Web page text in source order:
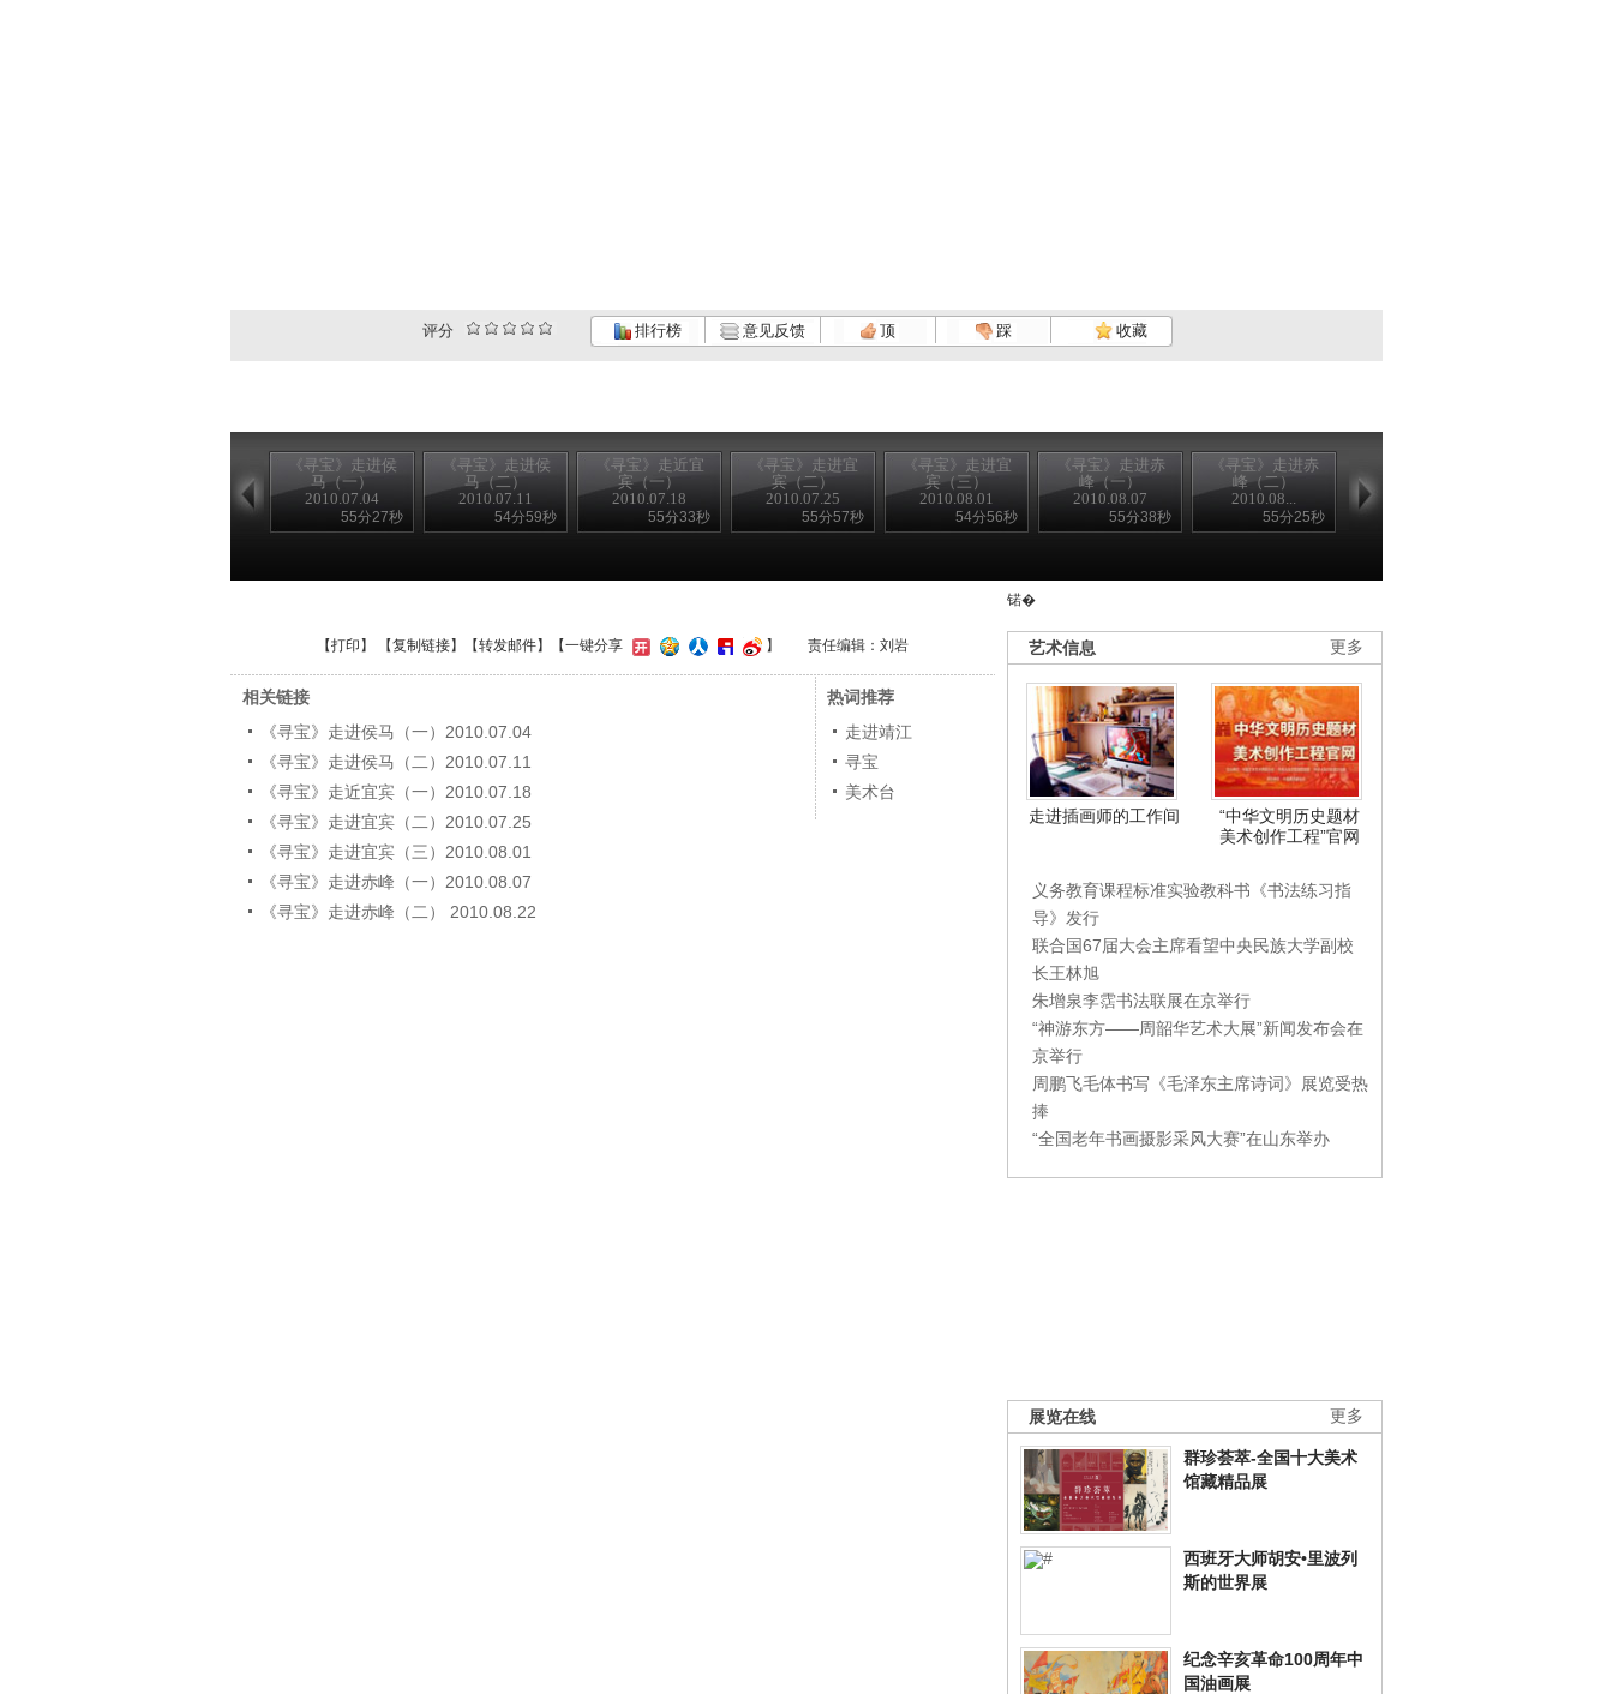
评分 排行榜 意见反馈 顶 踩 收藏
《寻宝》走进侯
马（一）
2010.07.04
55分27秒
《寻宝》走进侯
马（二）
2010.07.11
54分59秒
《寻宝》走近宜
宾（一）
2010.07.18
55分33秒
《寻宝》走进宜
宾（二）
2010.07.25
55分57秒
《寻宝》走进宜
宾（三）
2010.08.01
54分56秒
《寻宝》走进赤
峰（一）
2010.08.07
55分38秒
《寻宝》走进赤
峰（二）
2010.08...
55分25秒
锘�
更多
艺术信息
走进插画师的工作间
“中华文明历史题材
美术创作工程”官网
义务教育课程标准实验教科书《书法练习指
导》发行
联合国67届大会主席看望中央民族大学副校
长王林旭
朱增泉李霑书法联展在京举行
“神游东方——周韶华艺术大展”新闻发布会在
京举行
周鹏飞毛体书写《毛泽东主席诗词》展览受热
捧
“全国老年书画摄影采风大赛”在山东举办
更多
展览在线
群珍荟萃-全国十大美术
馆藏精品展
西班牙大师胡安•里波列
斯的世界展
纪念辛亥革命100周年中
国油画展
【打印 】 【复制链接】【转发邮件】 【一键分享 】 责任编辑：刘岩
相关链接
《寻宝》走进侯马（一）2010.07.04
《寻宝》走进侯马（二）2010.07.11
《寻宝》走近宜宾（一）2010.07.18
《寻宝》走进宜宾（二）2010.07.25
《寻宝》走进宜宾（三）2010.08.01
《寻宝》走进赤峰（一）2010.08.07
《寻宝》走进赤峰（二） 2010.08.22
热词推荐
走进靖江
寻宝
美术台